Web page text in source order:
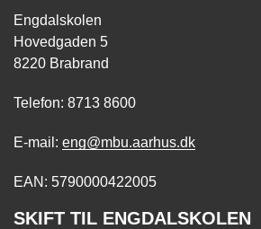
Engdalskolen
Hovedgaden 5
8220 Brabrand
Telefon: 8713 8600
E-mail: eng@mbu.aarhus.dk
EAN: 5790000422005
SKIFT TIL ENGDALSKOLEN